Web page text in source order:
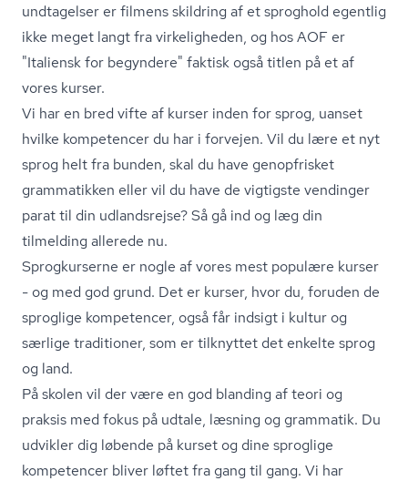
undtagelser er filmens skildring af et sproghold egentlig
ikke meget langt fra virkeligheden, og hos AOF er
"Italiensk for begyndere" faktisk også titlen på et af
vores kurser.
Vi har en bred vifte af kurser inden for sprog, uanset
hvilke kompetencer du har i forvejen. Vil du lære et nyt
sprog helt fra bunden, skal du have genopfrisket
grammatikken eller vil du have de vigtigste vendinger
parat til din udlandsrejse? Så gå ind og læg din
tilmelding allerede nu.
Sprogkurserne er nogle af vores mest populære kurser
- og med god grund. Det er kurser, hvor du, foruden de
sproglige kompetencer, også får indsigt i kultur og
særlige traditioner, som er tilknyttet det enkelte sprog
og land.
På skolen vil der være en god blanding af teori og
praksis med fokus på udtale, læsning og grammatik. Du
udvikler dig løbende på kurset og dine sproglige
kompetencer bliver løftet fra gang til gang. Vi har